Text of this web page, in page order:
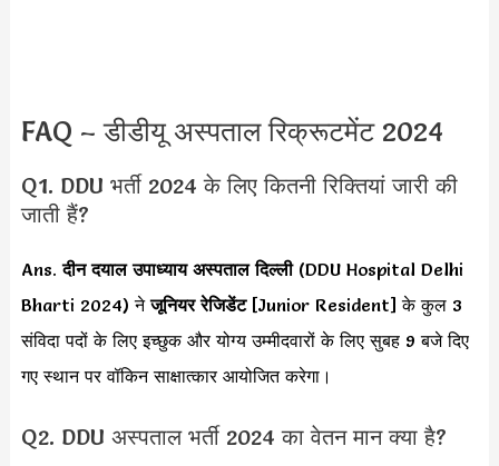
FAQ – डीडीयू अस्पताल रिक्रूटमेंट 2024
Q1. DDU भर्ती 2024 के लिए कितनी रिक्तियां जारी की
जाती हैं?
Ans.दीन दयाल उपाध्याय अस्पताल दिल्ली(DDU Hospital Delhi
Bharti 2024) नेजूनियर रेजिडेंट[Junior Resident] के कुल 3
संविदा पदों के लिए इच्छुक और योग्य उम्मीदवारों के लिए सुबह 9 बजे दिए
गए स्थान पर वॉकिन साक्षात्कार आयोजित करेगा।
Q2. DDU अस्पताल भर्ती 2024 का वेतन मान क्या है?